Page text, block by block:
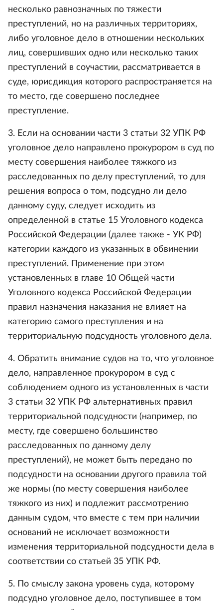
несколько равнозначных по тяжести
преступлений, но на различных территориях,
либо уголовное дело в отношении нескольких
лиц, совершивших одно или несколько таких
преступлений в соучастии, рассматривается в
суде, юрисдикция которого распространяется на
то место, где совершено последнее
преступление.
3. Если на основании части 3 статьи 32 УПК РФ
уголовное дело направлено прокурором в суд по
месту совершения наиболее тяжкого из
расследованных по делу преступлений, то для
решения вопроса о том, подсудно ли дело
данному суду, следует исходить из
определенной в статье 15 Уголовного кодекса
Российской Федерации (далее также - УК РФ)
категории каждого из указанных в обвинении
преступлений. Применение при этом
установленных в главе 10 Общей части
Уголовного кодекса Российской Федерации
правил назначения наказания не влияет на
категорию самого преступления и на
территориальную подсудность уголовного дела.
4. Обратить внимание судов на то, что уголовное
дело, направленное прокурором в суд с
соблюдением одного из установленных в части
3 статьи 32 УПК РФ альтернативных правил
территориальной подсудности (например, по
месту, где совершено большинство
расследованных по данному делу
преступлений), не может быть передано по
подсудности на основании другого правила той
же нормы (по месту совершения наиболее
тяжкого из них) и подлежит рассмотрению
данным судом, что вместе с тем при наличии
оснований не исключает возможности
изменения территориальной подсудности дела в
соответствии со статьей 35 УПК РФ.
5. По смыслу закона уровень суда, которому
подсудно уголовное дело, поступившее в том